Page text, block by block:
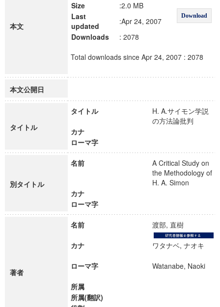
本文
Download
Size
:2.0 MB
Last
updated
:Apr 24, 2007
Downloads
: 2078
Total downloads since Apr 24, 2007 : 2078
本文公開日
タイトル
タイトル
H. A.サイモン学説
の方法論批判
カナ
ローマ字
別タイトル
名前
A Critical Study on
the Methodology of
H. A. Simon
カナ
ローマ字
著者
名前 渡部, 直樹
カナ ワタナベ, ナオキ
ローマ字 Watanabe, Naoki
所属
所属(翻訳)